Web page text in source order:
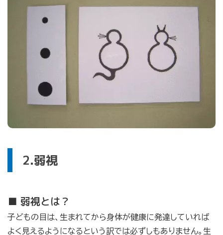
2.弱視
■ 弱視とは？
子どもの目は、生まれてから身体が健康に発達していれば
よく見えるようになるという訳では必ずしもありません。生